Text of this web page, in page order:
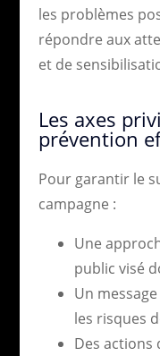
les problèmes
répondre aux
et de
Les axes
prévention
Pour garantir le
campagne :
Une
public visé
Un
les risques
Des